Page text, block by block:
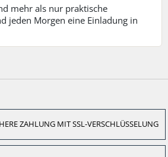
mehr als nur praktische
jeden Morgen eine Einladung in
ZAHLUNG MIT SSL-VERSCHLÜSSELUNG